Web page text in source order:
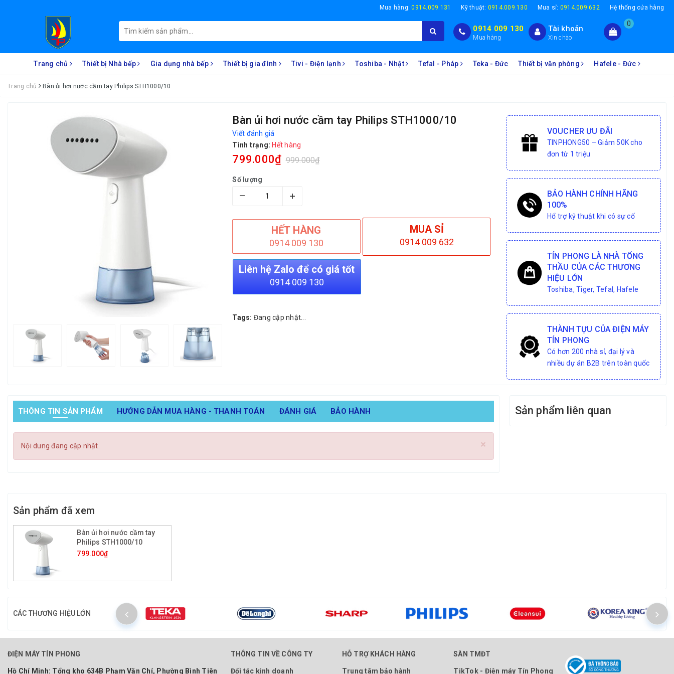
Mua hàng:0914.009.131 Kỹ thuật: 0914.009.130 Mua sỉ: 0914.009.632 Hệ thống cửa hàng
0914 009 130
Mua hàng
Tài khoản
Xin chào
0
Trang chủ Thiết bị Nhà bếp Gia dụng nhà bếp Thiết bị gia đình Tivi - Điện lạnh Toshiba - Nhật Tefal - Pháp Teka - Đức Thiết bị văn phòng Hafele - Đức
Trang chủ Bàn ủi hơi nước cầm tay Philips STH1000/10
Bàn ủi hơi nước cầm tay Philips STH1000/10
Viết đánh giá
Tình trạng: Hết hàng
799.000₫ 999.000₫
Số lượng
– +
HẾT HÀNG
0914 009 130
MUA SỈ
0914 009 632
Liên hệ Zalo để có giá tốt
0914 009 130
Tags: Đang cập nhật...
VOUCHER ƯU ĐÃI
TINPHONG50 – Giảm 50K cho
đơn từ 1 triệu
BẢO HÀNH CHÍNH HÃNG
100%
Hổ trợ kỹ thuật khi có sự cố
TÍN PHONG LÀ NHÀ TỔNG
THẦU CỦA CÁC THƯƠNG
HIỆU LỚN
Toshiba, Tiger, Tefal, Hafele
THÀNH TỰU CỦA ĐIỆN MÁY
TÍN PHONG
Có hơn 200 nhà sỉ, đại lý và
nhiều dự án B2B trên toàn quốc
THÔNG TIN SẢN PHẨM HƯỚNG DẪN MUA HÀNG - THANH TOÁN ĐÁNH GIÁ BẢO HÀNH
×
Nội dung đang cập nhật.
Sản phẩm liên quan
Sản phẩm đã xem
Bàn ủi hơi nước cầm tay
Philips STH1000/10
799.000₫
CÁC THƯƠNG HIỆU LỚN
ĐIỆN MÁY TÍN PHONG
Hồ Chí Minh: Tổng kho 634B Phạm Văn Chí, Phường Bình Tiên
THÔNG TIN VỀ CÔNG TY
Đối tác kinh doanh
HỖ TRỢ KHÁCH HÀNG
Trung tâm bảo hành
SÀN TMĐT
TikTok - Điện máy Tín Phong